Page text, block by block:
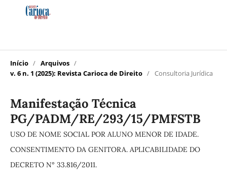
Início / Arquivos /
v. 6 n. 1 (2025): Revista Carioca de Direito / Consultoria Jurídica
Manifestação Técnica
PG/PADM/RE/293/15/PMFSTB
USO DE NOME SOCIAL POR ALUNO MENOR DE IDADE.
CONSENTIMENTO DA GENITORA. APLICABILIDADE DO
DECRETO N° 33.816/2011.